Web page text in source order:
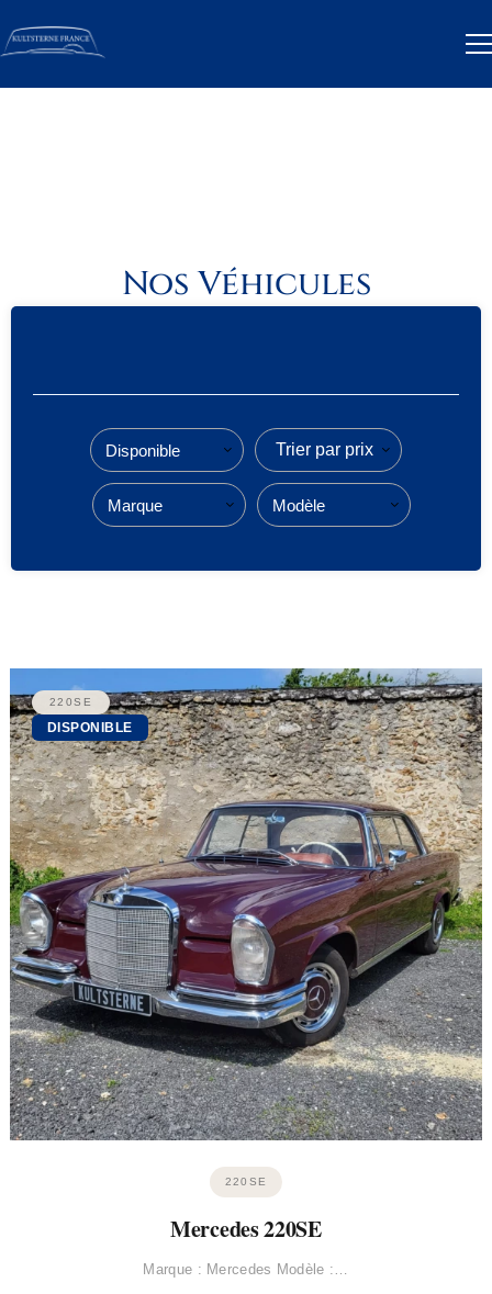
Nos Véhicules
Trier par prix
220SE
DISPONIBLE
220SE
Mercedes 220SE
Marque : Mercedes Modèle :…